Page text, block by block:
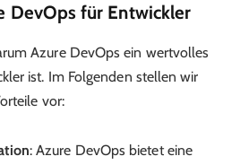
DevOps für Entwickler
Azure DevOps ein wertvolles
ist. Im Folgenden stellen wir
vor:
: Azure DevOps bietet eine